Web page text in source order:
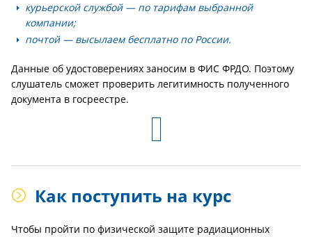
курьерской службой — по тарифам выбранной
компании;
почтой — высылаем бесплатно по России.
Данные об удостоверениях заносим в ФИС ФРДО. Поэтому
слушатель сможет проверить легитимность полученного
документа в госреестре.
Как поступить на курс
Чтобы пройти по физической защите радиационных